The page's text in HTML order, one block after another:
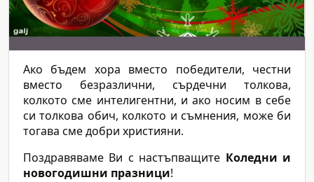
Ако бъдем хора вместо победители, честни
вместо безразлични, сърдечни толкова,
колкото сме интелигентни, и ако носим в себе
си толкова обич, колкото и съмнения, може би
тогава сме добри християни.
Поздравяваме Ви с настъпващите Коледни и
новогодишни празници!